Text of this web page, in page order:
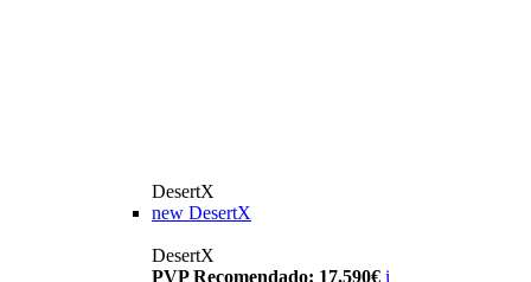
DesertX
new DesertX
DesertX
PVP Recomendado: 17.590€ i